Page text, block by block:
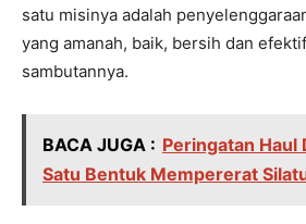
satu misinya adalah
yang amanah, baik, bersih dan
sambutannya.
BACA JUGA : Peringatan Haul
Satu Bentuk Mempererat